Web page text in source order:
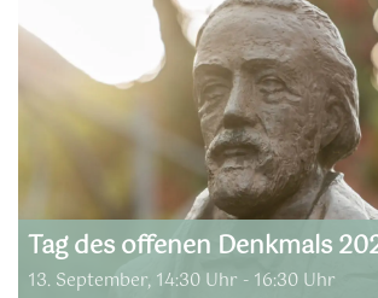
Tag des offenen Denkmals
13. September, 14:30 Uhr - 16:30 Uhr